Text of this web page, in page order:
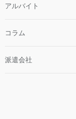
アルバイト
コラム
派遣会社